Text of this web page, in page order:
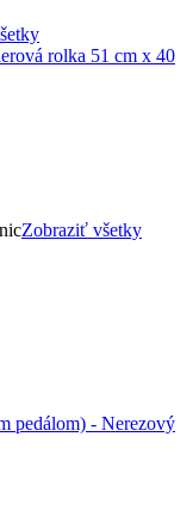
Zobraziť všetky